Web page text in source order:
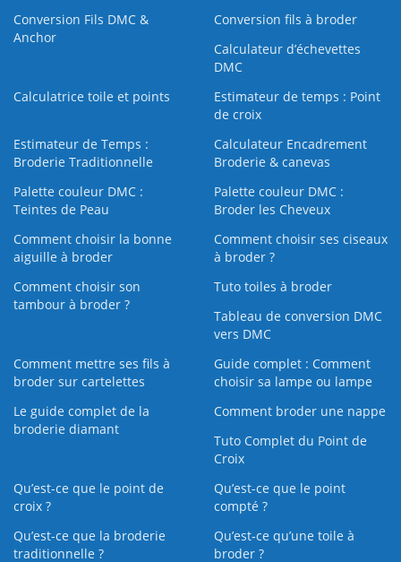
Conversion Fils DMC &
Anchor
Conversion fils à broder
Calculateur d’échevettes
DMC
Calculatrice toile et points
Estimateur de temps : Point
de croix
Estimateur de Temps :
Broderie Traditionnelle
Calculateur Encadrement
Broderie & canevas
Palette couleur DMC :
Teintes de Peau
Palette couleur DMC :
Broder les Cheveux
Comment choisir la bonne
aiguille à broder
Comment choisir ses ciseaux
à broder ?
Comment choisir son
tambour à broder ?
Tuto toiles à broder
Tableau de conversion DMC
vers DMC
Comment mettre ses fils à
broder sur cartelettes
Guide complet : Comment
choisir sa lampe ou lampe
Le guide complet de la
broderie diamant
Comment broder une nappe
Tuto Complet du Point de
Croix
Qu’est-ce que le point de
croix ?
Qu’est-ce que le point
compté ?
Qu’est-ce que la broderie
traditionnelle ?
Qu’est‑ce qu’une toile à
broder ?